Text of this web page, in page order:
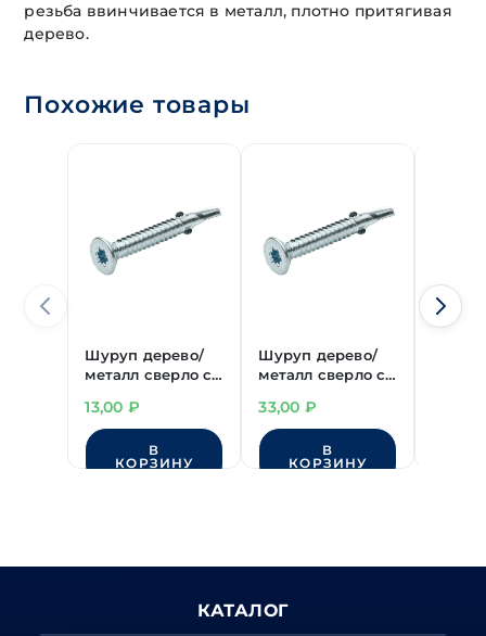
резьба ввинчивается в металл, плотно притягивая
дерево.
Похожие товары
Шуруп дерево/
металл сверло с
4,2х45 мм
13,00 ₽
В
КОРЗИНУ
Шуруп дерево/
металл сверло с
6,3х60 мм
33,00 ₽
В
КОРЗИНУ
КАТАЛОГ